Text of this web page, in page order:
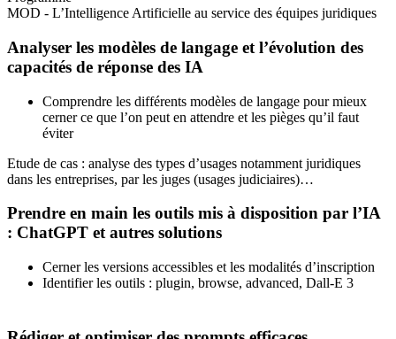
MOD - L’Intelligence Artificielle au service des équipes juridiques
Analyser les modèles de langage et l’évolution des
capacités de réponse des IA
Comprendre les différents modèles de langage pour mieux
cerner ce que l’on peut en attendre et les pièges qu’il faut
éviter
Etude de cas : analyse des types d’usages notamment juridiques
dans les entreprises, par les juges (usages judiciaires)…
Prendre en main les outils mis à disposition par l’IA
: ChatGPT et autres solutions
Cerner les versions accessibles et les modalités d’inscription
Identifier les outils : plugin, browse, advanced, Dall-E 3